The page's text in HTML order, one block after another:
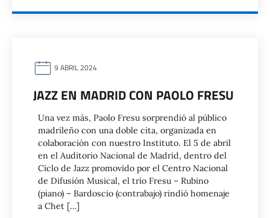
9 ABRIL 2024
JAZZ EN MADRID CON PAOLO FRESU
Una vez más, Paolo Fresu sorprendió al público
madrileño con una doble cita, organizada en
colaboración con nuestro Instituto. El 5 de abril
en el Auditorio Nacional de Madrid, dentro del
Ciclo de Jazz promovido por el Centro Nacional
de Difusión Musical, el trío Fresu – Rubino
(piano) – Bardoscio (contrabajo) rindió homenaje
a Chet […]